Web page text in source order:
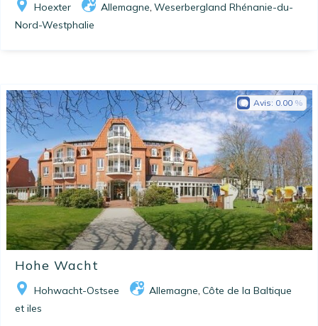
Hoexter Allemagne, Weserbergland Rhénanie-du-
Nord-Westphalie
Hohe Wacht
Hohwacht-Ostsee Allemagne, Côte de la Baltique
et iles
Avis: 0.00